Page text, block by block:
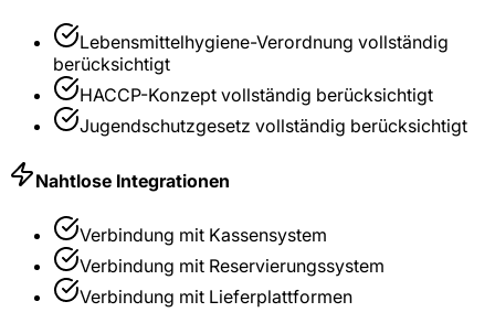
Lebensmittelhygiene-Verordnung vollständig
berücksichtigt
HACCP-Konzept vollständig berücksichtigt
Jugendschutzgesetz vollständig berücksichtigt
Nahtlose Integrationen
Verbindung mit Kassensystem
Verbindung mit Reservierungssystem
Verbindung mit Lieferplattformen